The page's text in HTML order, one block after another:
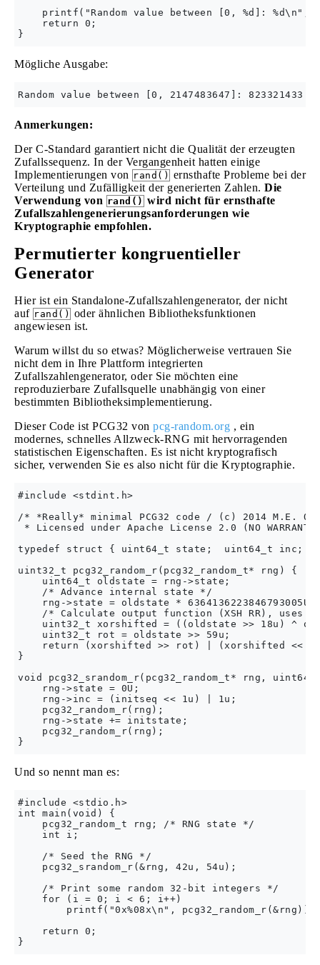
printf("Random value between [0, %d]: %d\n",
    return 0;
Mögliche Ausgabe:
Anmerkungen:
Der C-Standard garantiert nicht die Qualität der erzeugten
Zufallssequenz. In der Vergangenheit hatten einige
Implementierungen von rand() ernsthafte Probleme bei der
Verteilung und Zufälligkeit der generierten Zahlen. Die
Verwendung von rand() wird nicht für ernsthafte
Zufallszahlengenerierungsanforderungen wie
Kryptographie empfohlen.
Permutierter kongruentieller
Generator
Hier ist ein Standalone-Zufallszahlengenerator, der nicht
auf rand() oder ähnlichen Bibliotheksfunktionen
angewiesen ist.
Warum willst du so etwas? Möglicherweise vertrauen Sie
nicht dem in Ihre Plattform integrierten
Zufallszahlengenerator, oder Sie möchten eine
reproduzierbare Zufallsquelle unabhängig von einer
bestimmten Bibliotheksimplementierung.
Dieser Code ist PCG32 von pcg-random.org , ein
modernes, schnelles Allzweck-RNG mit hervorragenden
statistischen Eigenschaften. Es ist nicht kryptografisch
sicher, verwenden Sie es also nicht für die Kryptographie.
#include <stdint.h>
/* *Really* minimal PCG32 code / (c) 2014 M.E.
* Licensed under Apache License 2.0 (NO
typedef struct { uint64_t state;  uint64_t inc; }
uint32_t pcg32_random_r(pcg32_random_t* rng) {
    uint64_t oldstate = rng->state;
    /* Advance internal state */
rng->state = oldstate *
/* Calculate output function (XSH RR), uses
uint32_t xorshifted = ((oldstate >> 18u) ^
    uint32_t rot = oldstate >> 59u;
return (xorshifted >> rot) | (xorshifted <<
}
void pcg32_srandom_r(pcg32_random_t* rng,
    rng->state = 0U;
    rng->inc = (initseq << 1u) | 1u;
    pcg32_random_r(rng);
    rng->state += initstate;
    pcg32_random_r(rng);
Und so nennt man es:
#include <stdio.h>
int main(void) {
    pcg32_random_t rng; /* RNG state */
    int i;
    /* Seed the RNG */
    pcg32_srandom_r(&rng, 42u, 54u);
    /* Print some random 32-bit integers */
    for (i = 0; i < 6; i++)
        printf("0x%08x\n", pcg32_random_r(&rng));
    return 0;